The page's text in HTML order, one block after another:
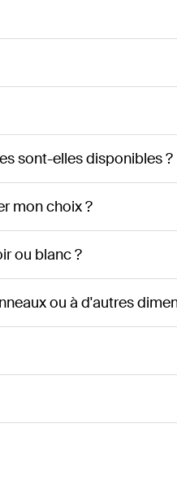
sont-elles disponibles ?
mon choix ?
ou blanc ?
ou à d'autres